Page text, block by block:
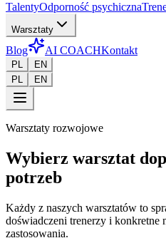
TalentyOdporność psychiczna
Warsztaty
Blog AI COACHKontakt
PL
EN
PL
EN
Warsztaty rozwojowe
Wybierz warsztat
potrzeb
Każdy z naszych warsztatów to
doświadczeni trenerzy i konkretne
zastosowania.